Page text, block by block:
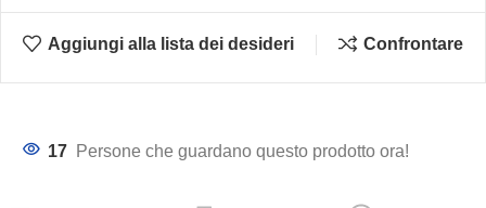
Aggiungi alla lista dei desideri Confrontare
17 Persone che guardano questo prodotto ora!